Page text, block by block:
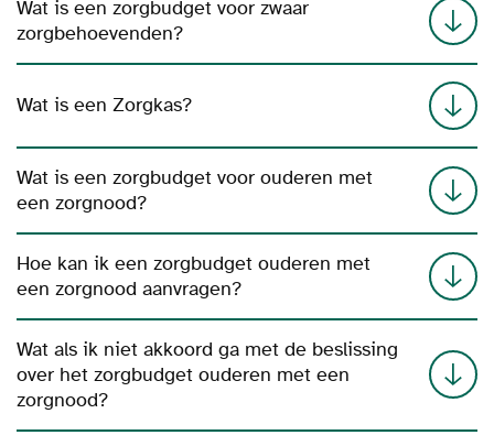
Wat is een zorgbudget voor zwaar
zorgbehoevenden?
Wat is een Zorgkas?
Wat is een zorgbudget voor ouderen met
een zorgnood?
Hoe kan ik een zorgbudget ouderen met
een zorgnood aanvragen?
Wat als ik niet akkoord ga met de beslissing
over het zorgbudget ouderen met een
zorgnood?